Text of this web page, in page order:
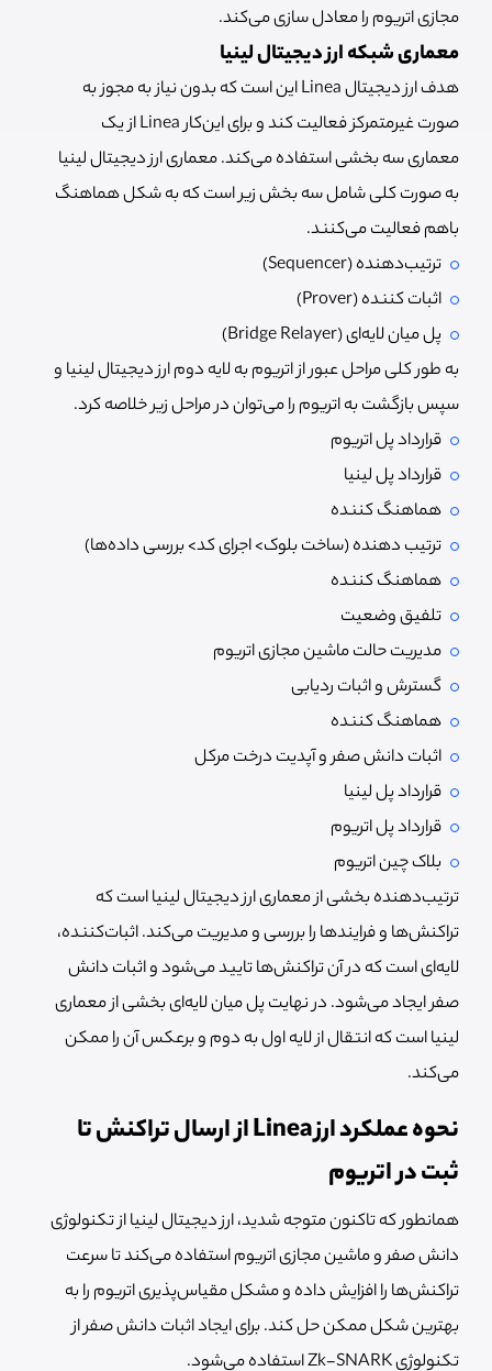
مجازی اتریوم را معادل سازی می‌کند.
معماری شبکه ارز دیجیتال لینیا
هدف ارز دیجیتال Linea این است که بدون نیاز به مجوز به
صورت غیرمتمرکز فعالیت کند و برای این‌کار Linea از یک
معماری سه بخشی استفاده می‌کند. معماری ارز دیجیتال لینیا
به صورت کلی شامل سه بخش زیر است که به شکل هماهنگ
باهم فعالیت می‌کنند.
ترتیب‌دهنده (Sequencer)
اثبات کننده (Prover)
پل میان لایه‌ای (Bridge Relayer)
به طور کلی مراحل عبور از اتریوم به لایه دوم ارز دیجیتال لینیا و
سپس بازگشت به اتریوم را می‌توان در مراحل زیر خلاصه کرد.
قرارداد پل اتریوم
قرارداد پل لینیا
هماهنگ کننده
ترتیب دهنده (ساخت بلوک> اجرای کد> بررسی داده‌ها)
هماهنگ کننده
تلفیق وضعیت
مدیریت حالت ماشین مجازی اتریوم
گسترش و اثبات ردیابی
هماهنگ کننده
اثبات دانش صفر و آپدیت درخت مرکل
قرارداد پل لینیا
قرارداد پل اتریوم
بلاک چین اتریوم
ترتیب‌دهنده بخشی از معماری ارز دیجیتال لینیا است که
تراکنش‌ها و فرایندها را بررسی و مدیریت می‌کند. اثبات‌کننده،
لایه‌ای است که در آن تراکنش‌ها تایید می‌شود و اثبات دانش
صفر ایجاد می‌شود. در نهایت پل میان لایه‌ای بخشی از معماری
لینیا است که انتقال از لایه اول به دوم و برعکس آن را ممکن
می‌کند.
نحوه عملکرد ارز Linea از ارسال تراکنش تا
ثبت در اتریوم
همانطور که تاکنون متوجه شدید، ارز دیجیتال لینیا از تکنولوژی
دانش صفر و ماشین مجازی اتریوم استفاده می‌کند تا سرعت
تراکنش‌ها را افزایش داده و مشکل مقیاس‌پذیری اتریوم را به
بهترین شکل ممکن حل کند. برای ایجاد اثبات دانش صفر از
تکنولوژی Zk-SNARK استفاده می‌شود.